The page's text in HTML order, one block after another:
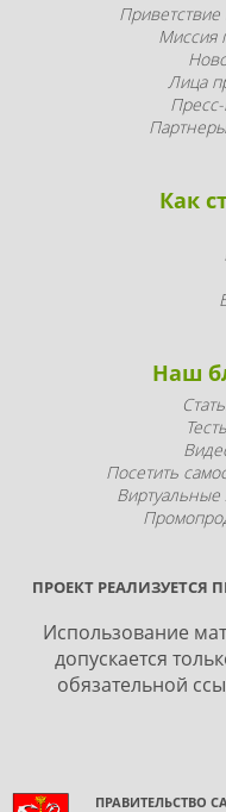
Приветствие
Миссия
Лица
Как
Наш
Посетить
Виртуальные
ПРОЕКТ РЕАЛИЗУЕТСЯ
Использование
допускается
обязательной
ПРАВИТЕЛЬСТВО